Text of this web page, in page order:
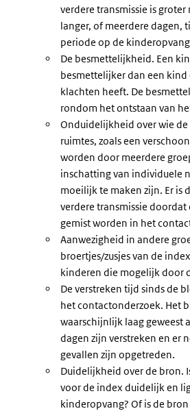
verdere transmissie is
langer, of meerdere dagen,
periode op de
De besmettelijkheid. Een
besmettelijker dan een kind
klachten heeft. De
rondom het ontstaan van
Onduidelijkheid over wie
ruimtes, zoals een
worden door meerdere
inschatting van individuele
moeilijk te maken zijn. Er is
verdere transmissie
gemist worden in het
Aanwezigheid in andere
broertjes/zusjes van de
kinderen die mogelijk door
De verstreken tijd sinds de
het contactonderzoek. Het
waarschijnlijk laag geweest
dagen zijn verstreken en er
gevallen zijn opgetreden.
Duidelijkheid over de bron.
voor de index duidelijk en
kinderopvang? Of is de